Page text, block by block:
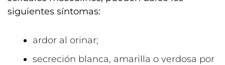
siguientes síntomas:
ardor al orinar;
secreción blanca, amarilla o verdosa por